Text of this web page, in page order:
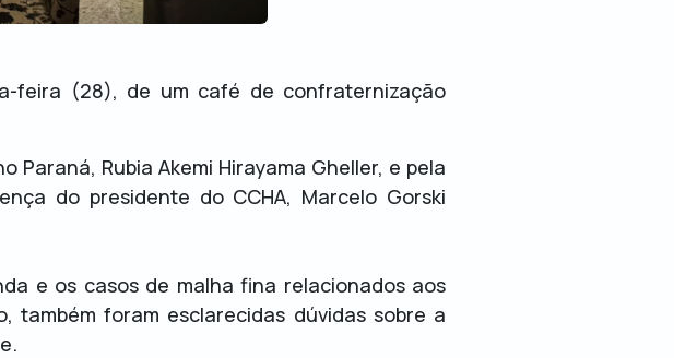
feira (28), de um café de confraternização
Paraná, Rubia Akemi Hirayama Gheller, e pela
do presidente do CCHA, Marcelo Gorski
e os casos de malha fina relacionados aos
também foram esclarecidas dúvidas sobre a